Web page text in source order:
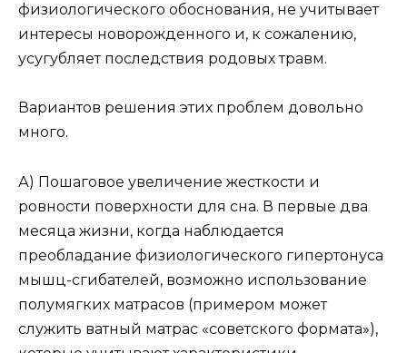
физиологического обоснования, не учитывает
интересы новорожденного и, к сожалению,
усугубляет последствия родовых травм.
Вариантов решения этих проблем довольно
много.
А) Пошаговое увеличение жесткости и
ровности поверхности для сна. В первые два
месяца жизни, когда наблюдается
преобладание физиологического гипертонуса
мышц-сгибателей, возможно использование
полумягких матрасов (примером может
служить ватный матрас «советского формата»),